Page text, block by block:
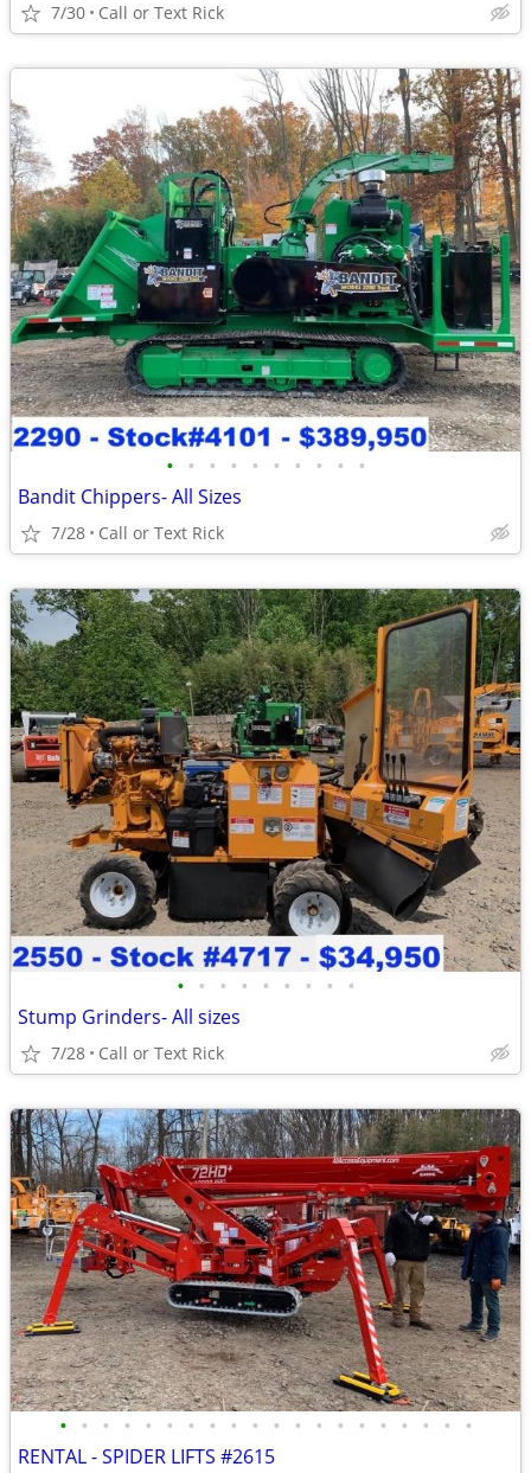
7/30 Call or Text Rick
• • • • • • • • • •
Bandit Chippers- All Sizes
7/28 Call or Text Rick
• • • • • • • • •
Stump Grinders- All sizes
7/28 Call or Text Rick
• • • • • • • • • • • • • • • • • • • •
RENTAL - SPIDER LIFTS #2615